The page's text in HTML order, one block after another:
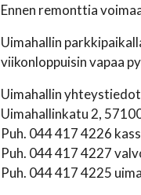
Ennen remonttia
Uimahallin
viikonloppuisin vapaa
Uimahallin
Uimahallinkatu 2,
Puh. 044 417 4226
Puh. 044 417 4227
Puh. 044 417 4225